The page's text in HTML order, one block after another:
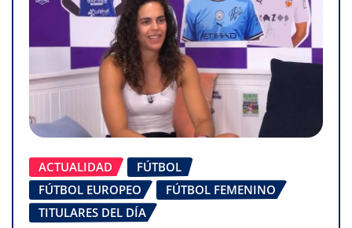
ACTUALIDAD
FÚTBOL
FÚTBOL EUROPEO
FÚTBOL FEMENINO
TITULARES DEL DÍA